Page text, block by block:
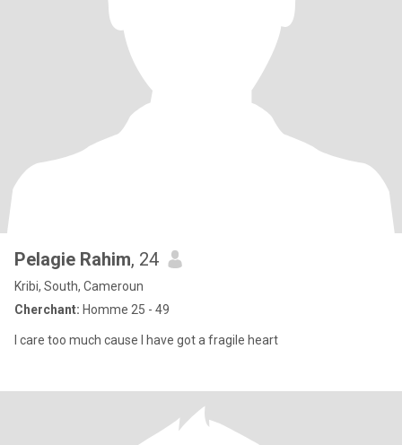
Pelagie Rahim, 24
Kribi, South, Cameroun
Cherchant: Homme 25 - 49
I care too much cause I have got a fragile heart